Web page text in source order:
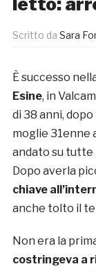
Scritto da Sara
È successo
Esine, in
di 38 anni, dopo
moglie 31enne
andato su tutte
Dopo averla
chiave
anche tolto il
Non era la
costringeva a